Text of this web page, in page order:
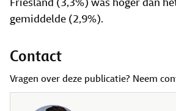
gemiddelde (2,9%).
Contact
Vragen over deze publicatie? Neem